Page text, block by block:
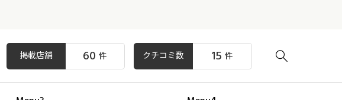

掲載店舗 60 件 クチコミ数 15 件